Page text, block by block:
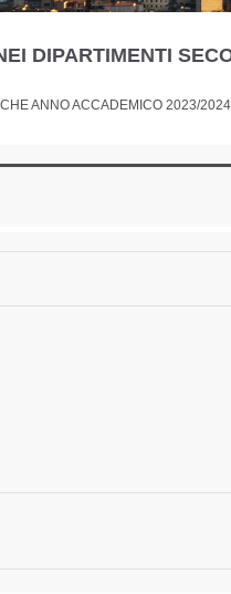
DIPARTIMENTI
ANNO ACCADEMICO 2023/2024